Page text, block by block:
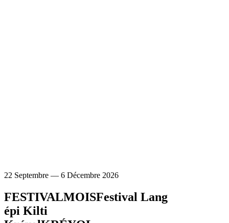
22 Septembre — 6 Décembre 2026
FESTIVALMOISFestival Lang
épi Kilti